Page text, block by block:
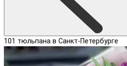
101 тюльпана в Санкт-Петербурге